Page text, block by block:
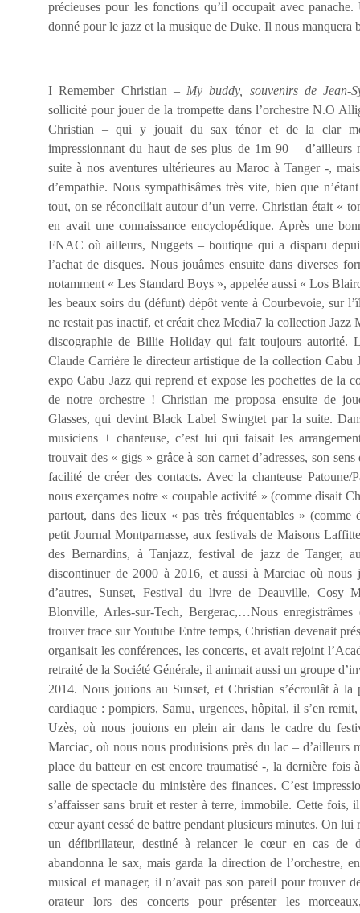
précieuses pour les fonctions qu’il occupait avec
donné pour le jazz et la musique de Duke. Il nous manquera
I Remember Christian – My buddy, souvenirs de Jean-
sollicité pour jouer de la trompette dans l’orchestre N.O
Christian – qui y jouait du sax ténor et de la clar
impressionnant du haut de ses plus de 1m 90 – d’ailleurs
suite à nos aventures ultérieures au Maroc à Tanger -,
d’empathie. Nous sympathisâmes très vite, bien que
tout, on se réconciliait autour d’un verre. Christian était «
en avait une connaissance encyclopédique. Après une
FNAC où ailleurs, Nuggets – boutique qui a disparu
l’achat de disques. Nous jouâmes ensuite dans diverses
notamment « Les Standard Boys », appelée aussi « Los
les beaux soirs du (défunt) dépôt vente à Courbevoie, sur
ne restait pas inactif, et créait chez Media7 la collection Jazz
discographie de Billie Holiday qui fait toujours autorité.
Claude Carrière le directeur artistique de la collection Cabu
expo Cabu Jazz qui reprend et expose les pochettes de la
de notre orchestre ! Christian me proposa ensuite de
Glasses, qui devint Black Label Swingtet par la suite.
musiciens + chanteuse, c’est lui qui faisait les
trouvait des « gigs » grâce à son carnet d’adresses, son
facilité de créer des contacts. Avec la chanteuse
nous exerçames notre « coupable activité » (comme disait
partout, dans des lieux « pas très fréquentables » (comme
petit Journal Montparnasse, aux festivals de Maisons
des Bernardins, à Tanjazz, festival de jazz de Tanger,
discontinuer de 2000 à 2016, et aussi à Marciac où nous
d’autres, Sunset, Festival du livre de Deauville, Cosy
Blonville, Arles-sur-Tech, Bergerac,…Nous
trouver trace sur Youtube Entre temps, Christian devenait
organisait les conférences, les concerts, et avait rejoint
retraité de la Société Générale, il animait aussi un groupe
2014. Nous jouions au Sunset, et Christian s’écroulât à la
cardiaque : pompiers, Samu, urgences, hôpital, il s’en
Uzès, où nous jouions en plein air dans le cadre du
Marciac, où nous nous produisions près du lac – d’ailleurs
place du batteur en est encore traumatisé -, la dernière
salle de spectacle du ministère des finances. C’est
s’affaisser sans bruit et rester à terre, immobile. Cette fois,
cœur ayant cessé de battre pendant plusieurs minutes. On lui
un défibrillateur, destiné à relancer le cœur en cas de
abandonna le sax, mais garda la direction de l’orchestre,
musical et manager, il n’avait pas son pareil pour trouver
orateur lors des concerts pour présenter les